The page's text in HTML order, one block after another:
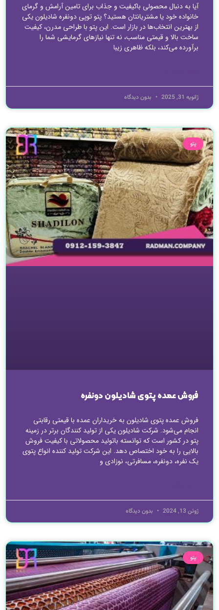
آیا به دنبال محصولی باکیفیت و جذاب برای تامین آرامش و گرمای
خانواده خود یا مشتریانتان هستید؟ پتو توپی دونفره شادیلون یکی
از بهترین انتخاب‌ها در بازار است. این پتو با طراحی مدرن، کیفیت
ساخت بالا و قیمتی مناسب، نه تنها نیازهای گرمایشی شما را
برآورده می‌کند، بلکه ظاهری زیبا
ژانویه 31, 2025 بدون دیدگاه
پتو
فروش عمده پتوی شادیلون دونفره
فروش عمده پتوی شادیلون به خریداران عمده با قیمتی رقابتی
انجام می‌شود. شرکت شادیلون یکی از تولید کنندگان برتر در زمینه
پتو در کشور است که توانسته باتولید محصولاتی با کیفیت فروش
بالایی را به خود اختصاص دهد. این شرکت تولید کننده انواع پتوی
یک نفره، دونفره، مسافرتی، نوزادی و
ژوئن 13, 2024 بدون دیدگاه
پتو